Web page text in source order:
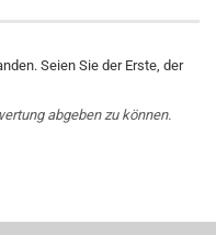
Seien Sie der Erste, der
abgeben zu können.